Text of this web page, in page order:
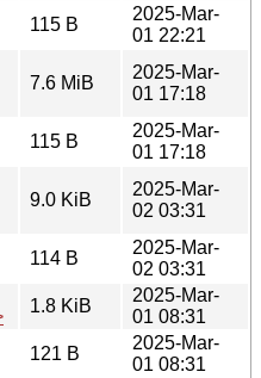
115 B
2025-Mar-
01 22:21
7.6 MiB
2025-Mar-
01 17:18
115 B
2025-Mar-
01 17:18
9.0 KiB
2025-Mar-
02 03:31
114 B
2025-Mar-
02 03:31
1.8 KiB
2025-Mar-
01 08:31
121 B
2025-Mar-
01 08:31